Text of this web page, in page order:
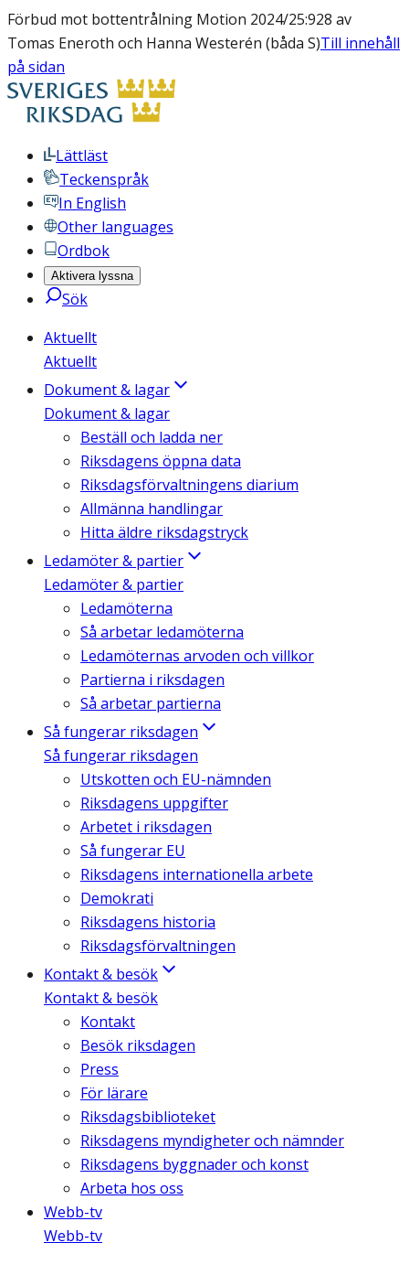
Förbud mot bottentrålning Motion 2024/25:928 av
Tomas Eneroth och Hanna Westerén (båda S)Till innehåll
på sidan
Lättläst
Teckenspråk
In English
Other languages
Ordbok
Aktivera lyssna
Sök
Aktuellt
Aktuellt
Dokument & lagar
Dokument & lagar
Beställ och ladda ner
Riksdagens öppna data
Riksdagsförvaltningens diarium
Allmänna handlingar
Hitta äldre riksdagstryck
Ledamöter & partier
Ledamöter & partier
Ledamöterna
Så arbetar ledamöterna
Ledamöternas arvoden och villkor
Partierna i riksdagen
Så arbetar partierna
Så fungerar riksdagen
Så fungerar riksdagen
Utskotten och EU-nämnden
Riksdagens uppgifter
Arbetet i riksdagen
Så fungerar EU
Riksdagens internationella arbete
Demokrati
Riksdagens historia
Riksdagsförvaltningen
Kontakt & besök
Kontakt & besök
Kontakt
Besök riksdagen
Press
För lärare
Riksdagsbiblioteket
Riksdagens myndigheter och nämnder
Riksdagens byggnader och konst
Arbeta hos oss
Webb-tv
Webb-tv